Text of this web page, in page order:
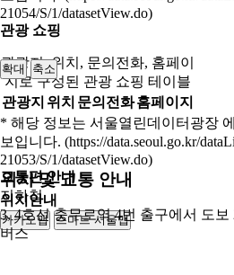
21054/S/1/datasetView.do)
관광 쇼핑
관광지, 위치, 문의전화, 홈페이
지로 구성된 관광 쇼핑 테이블
관광지 위치 문의전화홈페이지
* 해당 정보는 서울열린데이터광장
보입니다. (https://data.seoul.go.kr/
21053/S/1/datasetView.do)
위치 및 교통 안내
위치안내
카카오맵 스마트 서울맵
250m
확대 축소
교통편 안내
지하철
3, 4호선 충무로역 4번 출구에서 도보
버스